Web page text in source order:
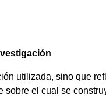
utilizada, sino que
el cual se